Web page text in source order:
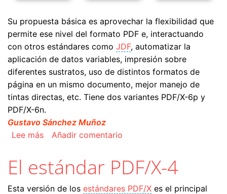
Su propuesta básica es aprovechar la flexibilidad que
permite ese nivel del formato PDF e, interactuando
con otros estándares como JDF, automatizar la
aplicación de datos variables, impresión sobre
diferentes sustratos, uso de distintos formatos de
página en un mismo documento, mejor manejo de
tintas directas, etc. Tiene dos variantes PDF/X-6p y
PDF/X-6n.
Gustavo Sánchez Muñoz
Lee mássobre El estándar PDF/X-6
Añadir comentario
El estándar PDF/X-4
Esta versión de los estándares PDF/X es el principal